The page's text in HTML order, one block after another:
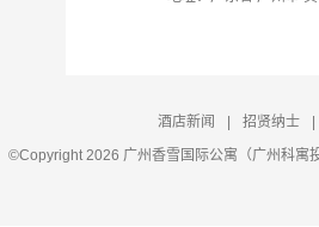
酒店新闻 招贤纳士
©Copyright 2026 广州香雪国际公寓（广州科寓